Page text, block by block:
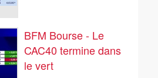
BFM Bourse - Le
CAC40 termine dans
le vert